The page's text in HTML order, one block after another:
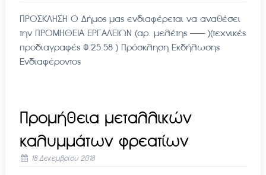
ΠΡΟΣΚΛΗΣΗ Ο Δήμος μας ενδιαφέρεται να αναθέσει
την ΠΡΟΜΗΘΕΙΑ ΕΡΓΑΛΕΙΩΝ (αρ. μελέτης ——– )(τεχνικές
προδιαγραφές Φ.25.58 ) Πρόσκληση Εκδήλωσης
Ενδιαφέροντος
Προμήθεια μεταλλικών
καλυμμάτων φρεατίων
18 Δεκεμβρίου 2018